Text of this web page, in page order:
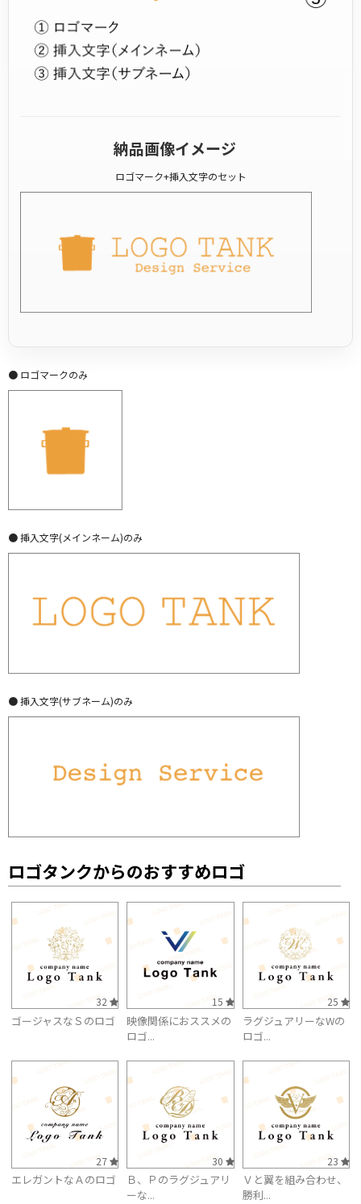
納品画像イメージ
ロゴマーク+挿入文字のセット
● ロゴマークのみ
● 挿入文字(メインネーム)のみ
● 挿入文字(サブネーム)のみ
ロゴタンクからのおすすめロゴ
32
ゴージャスなＳのロゴ
15
映像関係におススメの
ロゴ...
25
ラグジュアリーなWの
ロゴ...
27
エレガントなＡのロゴ
30
Ｂ、Ｐのラグジュアリ
ーな...
23
Ｖと翼を組み合わせ、
勝利...